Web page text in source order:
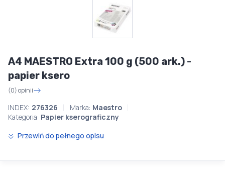
A4 MAESTRO Extra 100 g (500 ark.) -
papier ksero
(0) opinii
INDEX: 276326 Marka: Maestro
Kategoria: Papier kserograficzny
Przewiń do pełnego opisu